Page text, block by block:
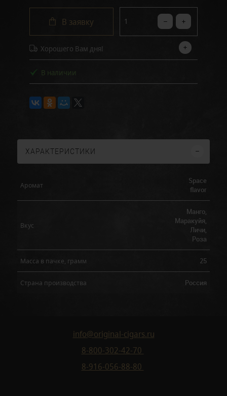
В заявку
Хорошего Вам дня!
В наличии
ХАРАКТЕРИСТИКИ
Аромат
Space
flavor
Вкус
Манго,
Маракуйя,
Личи,
Роза
Масса в пачке, грамм 25
Страна производства Россия
info@original-cigars.ru
8-800-302-42-70
8-916-056-88-80